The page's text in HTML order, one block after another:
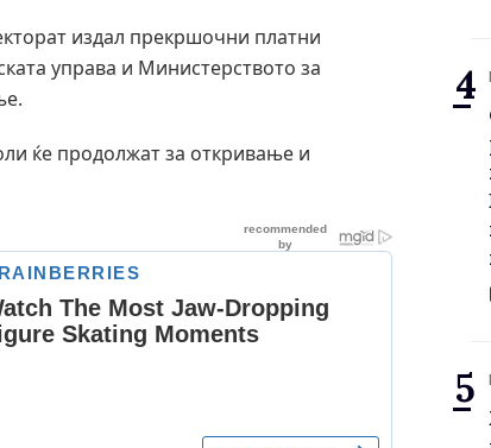
издал прекршочни платни
управа и Министерството за
ќе продолжат за откривање и